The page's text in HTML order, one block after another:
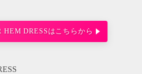
HEM DRESSはこちらから